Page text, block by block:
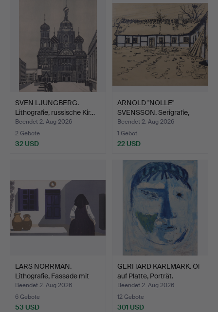
SVEN LJUNGBERG.
Lithografie, russische Kir…
Beendet 2. Aug 2026
2 Gebote
32 USD
ARNOLD "NOLLE"
SVENSSON. Serigrafie,
"Eble…
Beendet 2. Aug 2026
1 Gebot
22 USD
LARS NORRMAN.
Lithografie, Fassade mit
Fra…
Beendet 2. Aug 2026
6 Gebote
53 USD
GERHARD KARLMARK. Öl
auf Platte, Porträt.
Beendet 2. Aug 2026
12 Gebote
301 USD